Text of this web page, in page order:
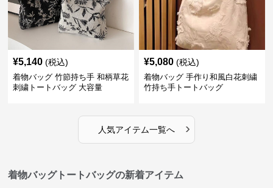
¥5,140 (税込)
着物バッグ 竹節持ち手 和柄草花
刺繍トートバッグ 大容量
¥5,080 (税込)
着物バッグ 手作り和風白花刺繍
竹持ち手トートバッグ
人気アイテム一覧へ ›
着物バッグトートバッグの新着アイテム